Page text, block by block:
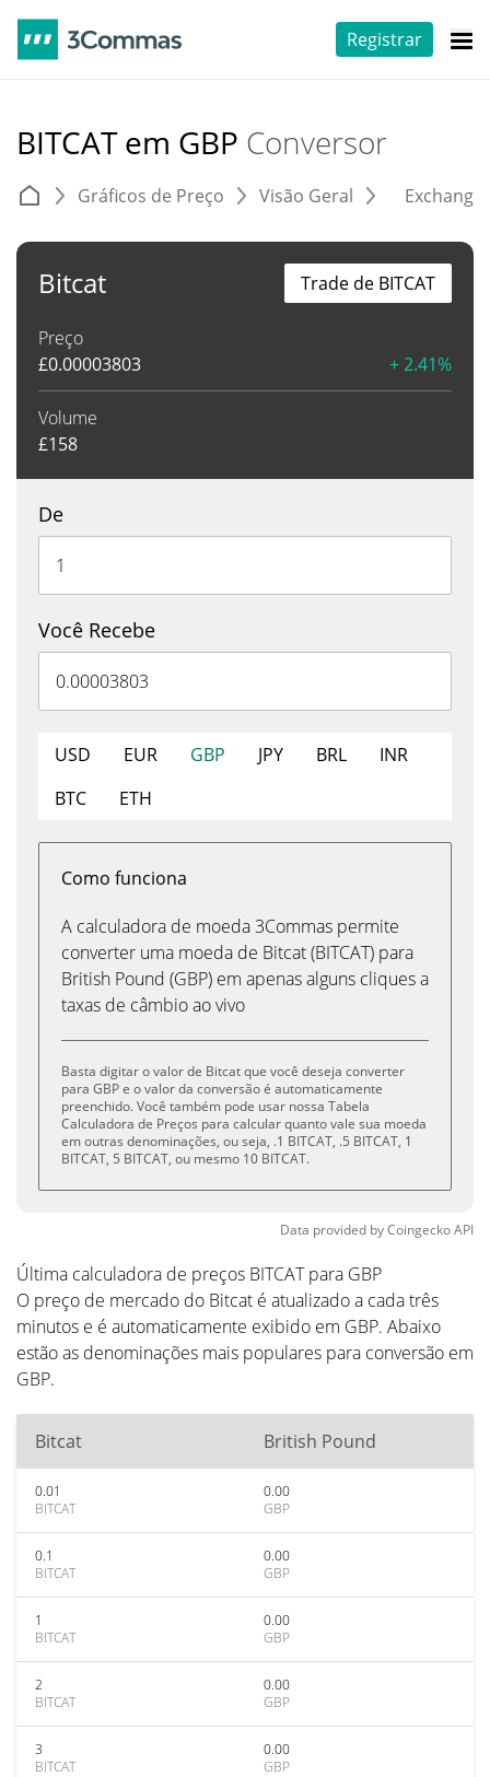
Registrar
BITCAT em GBP Conversor
Gráficos de Preço Visão Geral
Bitcat
Preço
£0.00003803 + 2.41%
Volume
£158
Trade de BITCAT
De
Você Recebe
USD EUR GBP JPY BRL
INR
BTC
ETH
Como funciona
A calculadora de moeda 3Commas permite
converter uma moeda de Bitcat (BITCAT) para
British Pound (GBP) em apenas alguns cliques a
taxas de câmbio ao vivo
Basta digitar o valor de Bitcat que você deseja converter
para GBP e o valor da conversão é automaticamente
preenchido. Você também pode usar nossa Tabela
Calculadora de Preços para calcular quanto vale sua moeda
em outras denominações, ou seja, .1 BITCAT, .5 BITCAT, 1
BITCAT, 5 BITCAT, ou mesmo 10 BITCAT.
Data provided byCoingeckoAPI
Última calculadora de preços BITCAT para GBP
O preço de mercado do Bitcat é atualizado a cada três
minutos e é automaticamente exibido em GBP. Abaixo
estão as denominações mais populares para conversão em
GBP.
Bitcat British Pound
0.01
BITCAT
0.00
GBP
0.1
BITCAT
0.00
GBP
1
BITCAT
0.00
GBP
2
BITCAT
0.00
GBP
3
BITCAT
0.00
GBP